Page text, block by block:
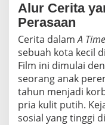
Alur Cerita
Perasaan
Cerita dalamA
sebuah kota kecil
Film ini dimulai
seorang anak
tahun menjadi
pria kulit putih.
sosial yang tinggi